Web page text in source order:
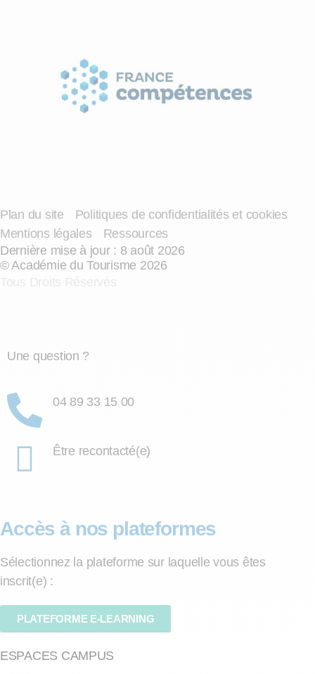
Plan du site
Politiques de confidentialités et cookies
Mentions légales
Ressources
Dernière mise à jour : 8 août 2026
© Académie du Tourisme 2026
Une question ?
04 89 33 15 00
Être recontacté(e)
Accès à nos plateformes
Sélectionnez la plateforme sur laquelle vous êtes
inscrit(e) :
PLATEFORME E-LEARNING
ESPACES CAMPUS